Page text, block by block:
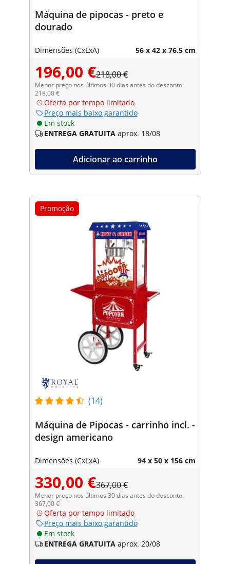
Máquina de pipocas - preto e
dourado
Dimensões (CxLxA) 56 x 42 x 76.5 cm
196,00 €218,00 €
Menor preço nos últimos 30 dias antes do desconto:
218,00 €
Oferta por tempo limitado
Preço mais baixo garantido
Em stock
ENTREGA GRATUITA aprox. 18/08
Adicionar ao carrinho
Promoção
(14)
Máquina de Pipocas - carrinho incl. -
design americano
Dimensões (CxLxA) 94 x 50 x 156 cm
330,00 €367,00 €
Menor preço nos últimos 30 dias antes do desconto:
367,00 €
Oferta por tempo limitado
Preço mais baixo garantido
Em stock
ENTREGA GRATUITA aprox. 20/08